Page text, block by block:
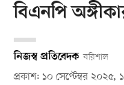
বিএনপি
নিজস্ব প্রতিবেদক বরিশাল
প্রকাশ: ১০ সেপ্টেম্বর ২০২৫,